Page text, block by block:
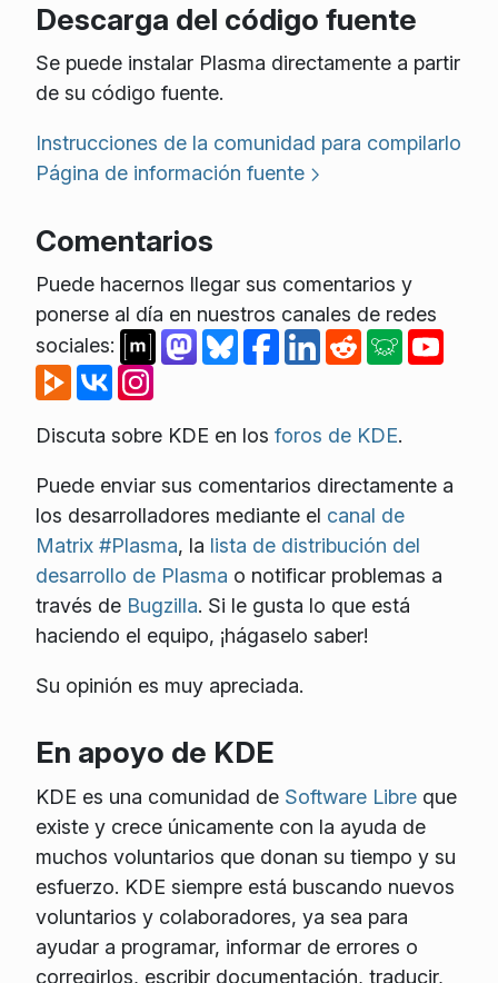
Descarga del código fuente
Se puede instalar Plasma directamente a partir
de su código fuente.
Instrucciones de la comunidad para compilarlo
Página de información fuente
Comentarios
Puede hacernos llegar sus comentarios y
ponerse al día en nuestros canales de redes
sociales:
Discuta sobre KDE en los foros de KDE.
Puede enviar sus comentarios directamente a
los desarrolladores mediante el canal de
Matrix #Plasma, la lista de distribución del
desarrollo de Plasma o notificar problemas a
través de Bugzilla. Si le gusta lo que está
haciendo el equipo, ¡hágaselo saber!
Su opinión es muy apreciada.
En apoyo de KDE
KDE es una comunidad de Software Libreque
existe y crece únicamente con la ayuda de
muchos voluntarios que donan su tiempo y su
esfuerzo. KDE siempre está buscando nuevos
voluntarios y colaboradores, ya sea para
ayudar a programar, informar de errores o
corregirlos, escribir documentación, traducir,